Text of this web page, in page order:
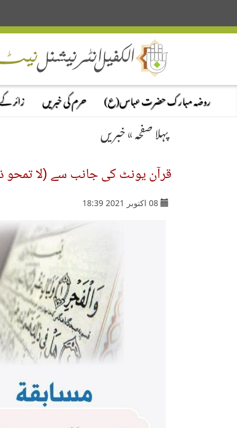
روضہ مبارک حضرت عباس(ع) حرم کی خبریں زائر
پہلا صفحہ»خبریں
قرآن یونٹ کی جانب سے (لا تمحو
08 اکتوبر 2021 18:39